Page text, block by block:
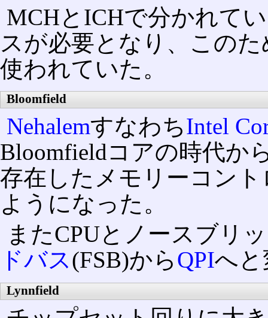
MCHとICHで分かれて
スが必要となり、このた
使われていた。
Bloomfield
NehalemすなわちIntel
Bloomfieldコアの時代か
存在したメモリーコン
ようになった。
またCPUとノースブリ
ドバス(FSB)からQPIへ
Lynnfield